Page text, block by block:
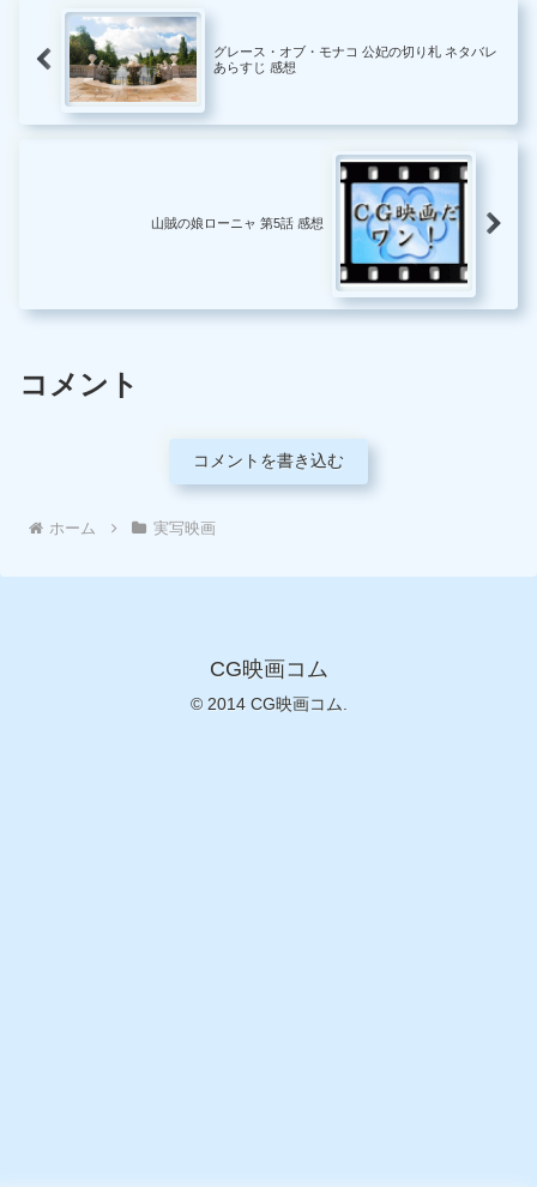
あれば、カーズクロスロー
ドの字幕版...
グレース・オブ・モナコ 公妃の切り札 ネタバレ
あらすじ 感想
山賊の娘ローニャ 第5話 感想
コメント
コメントを書き込む
ホーム 実写映画
CG映画コム
© 2014 CG映画コム.